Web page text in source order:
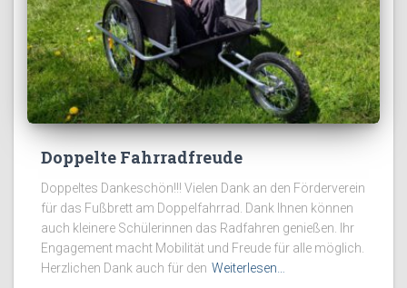
Doppelte Fahrradfreude
Doppeltes Dankeschön!!! Vielen Dank an den Förderverein
für das Fußbrett am Doppelfahrrad. Dank Ihnen können
auch kleinere Schülerinnen das Radfahren genießen. Ihr
Engagement macht Mobilität und Freude für alle möglich.
Herzlichen Dank auch für den Weiterlesen…